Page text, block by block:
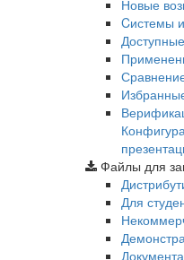
Новые
Cистемы
Файлы для
Для